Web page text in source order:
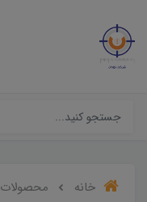
خانه محصولات